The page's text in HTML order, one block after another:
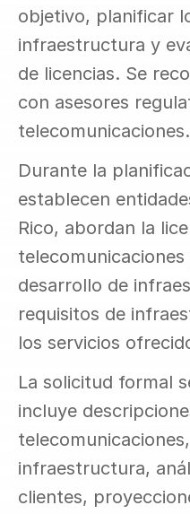
objetivo, planificar
infraestructura y
de licencias. Se
con asesores
telecomunicaciones.
Durante la
establecen
Rico, abordan la
desarrollo de
requisitos de
los servicios
La solicitud formal
incluye
infraestructura,
clientes,